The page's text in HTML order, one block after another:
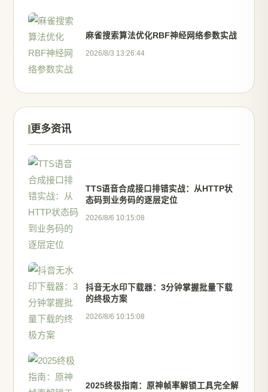
麻雀搜索算法优化RBF神经网络参数实战
2026/8/3 13:26:44
更多资讯
TTS语音合成接口排错实战：从HTTP状
态码到业务码的逐层定位
2026/8/6 10:15:08
抖音无水印下载器：3分钟掌握批量下载
的终极方案
2026/8/6 10:15:08
2025终极指南：原神帧率解锁工具完全解